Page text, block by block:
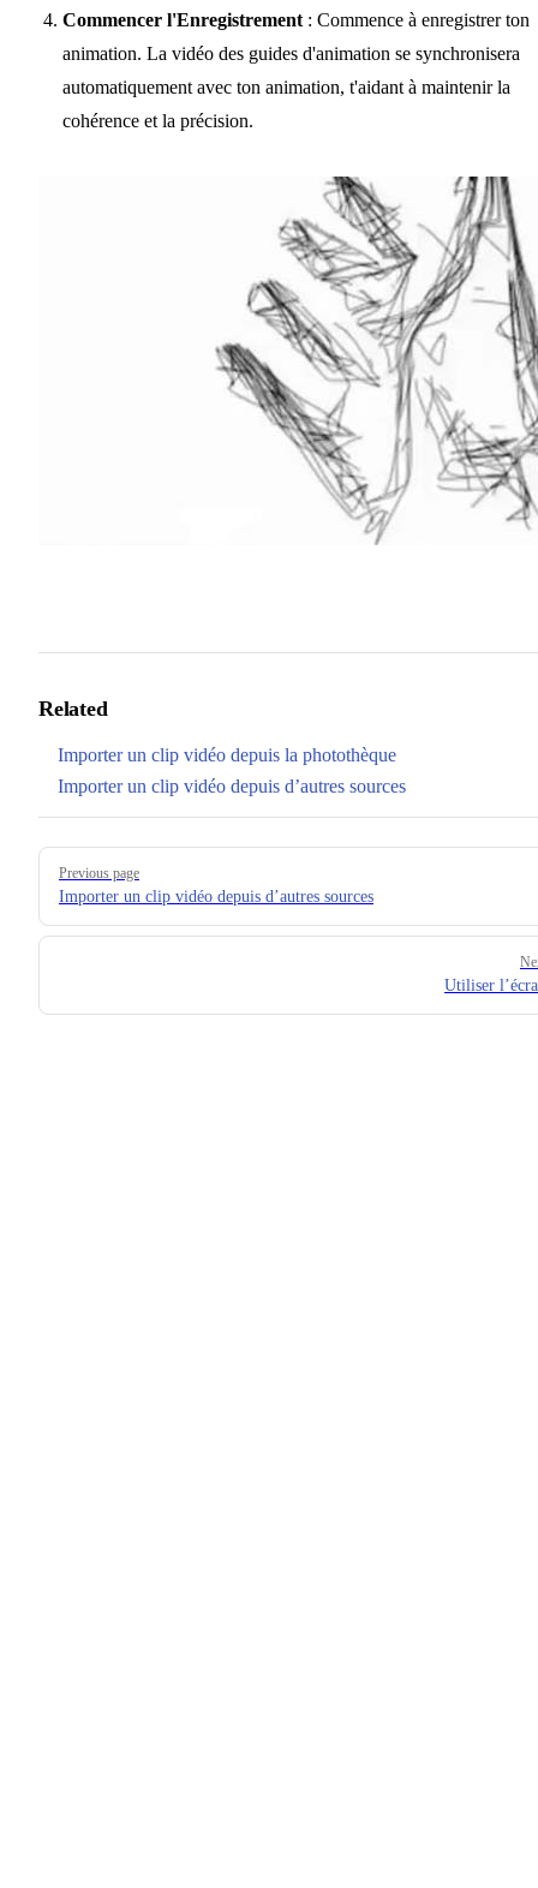
Commencer l'Enregistrement : Commence à enregistrer ton
animation. La vidéo des guides d'animation se synchronisera
automatiquement avec ton animation, t'aidant à maintenir la
cohérence et la précision.
Related
Importer un clip vidéo depuis la photothèque
Importer un clip vidéo depuis d’autres sources
Pager
Previous page
Importer un clip vidéo depuis d’autres sources
Utiliser